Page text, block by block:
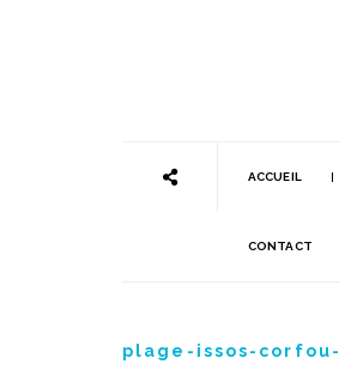
ACCUEIL
CONTACT
plage-issos-